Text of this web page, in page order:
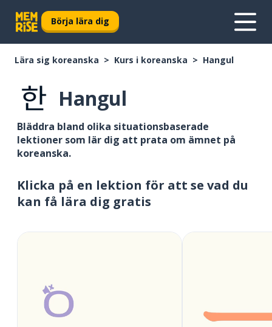
Börja lära dig
Lära sig koreanska Kurs i koreanska Hangul
Hangul
Bläddra bland olika situationsbaserade
lektioner som lär dig att prata om ämnet på
koreanska.
Klicka på en lektion för att se vad du
kan få lära dig gratis